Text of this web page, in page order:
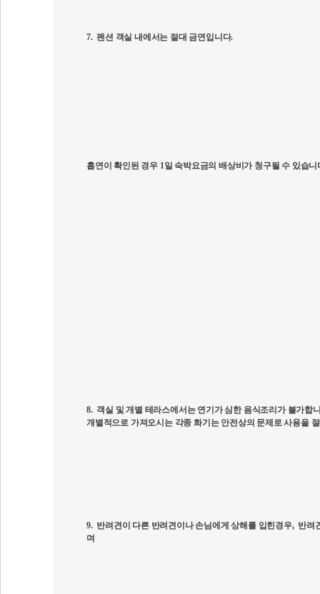
7. 펜션 객실 내에서는 절대 금연입니다.
흡연이 확인된 경우 1일 숙박요금의 배상비가 청구될 수 있습니
8. 객실 및 개별 테라스에서는 연기가 심한 음식조리가 불가합
개별적으로 가져오시는 각종 화기는 안전상의 문제로 사용을
9. 반려견이 다른 반려견이나 손님에게 상해를 입힌경우, 반려
며